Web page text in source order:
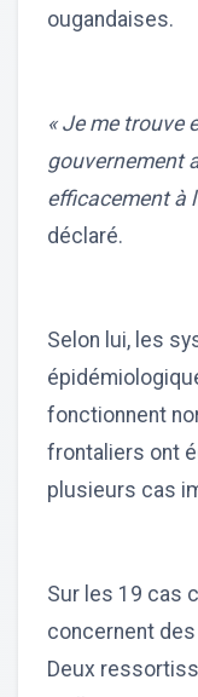
ougandaises.
« Je me trouve
gouvernement
efficacement à
déclaré.
Selon lui, les
fonctionnent
frontaliers ont
plusieurs cas
Sur les 19 cas
concernent des
Deux